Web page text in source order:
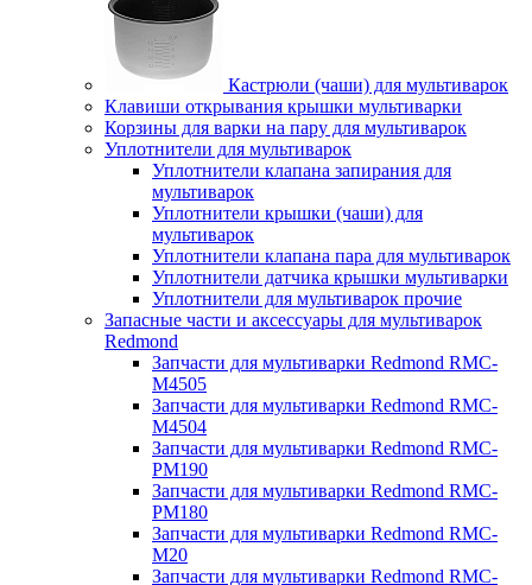
Кастрюли (чаши) для мультиварок
Клавиши открывания крышки мультиварки
Корзины для варки на пару для мультиварок
Уплотнители для мультиварок
Уплотнители клапана запирания для
мультиварок
Уплотнители крышки (чаши) для
мультиварок
Уплотнители клапана пара для мультиварок
Уплотнители датчика крышки мультиварки
Уплотнители для мультиварок прочие
Запасные части и аксессуары для мультиварок
Redmond
Запчасти для мультиварки Redmond RMC-
M4505
Запчасти для мультиварки Redmond RMC-
M4504
Запчасти для мультиварки Redmond RMC-
PM190
Запчасти для мультиварки Redmond RMC-
PM180
Запчасти для мультиварки Redmond RMC-
M20
Запчасти для мультиварки Redmond RMC-